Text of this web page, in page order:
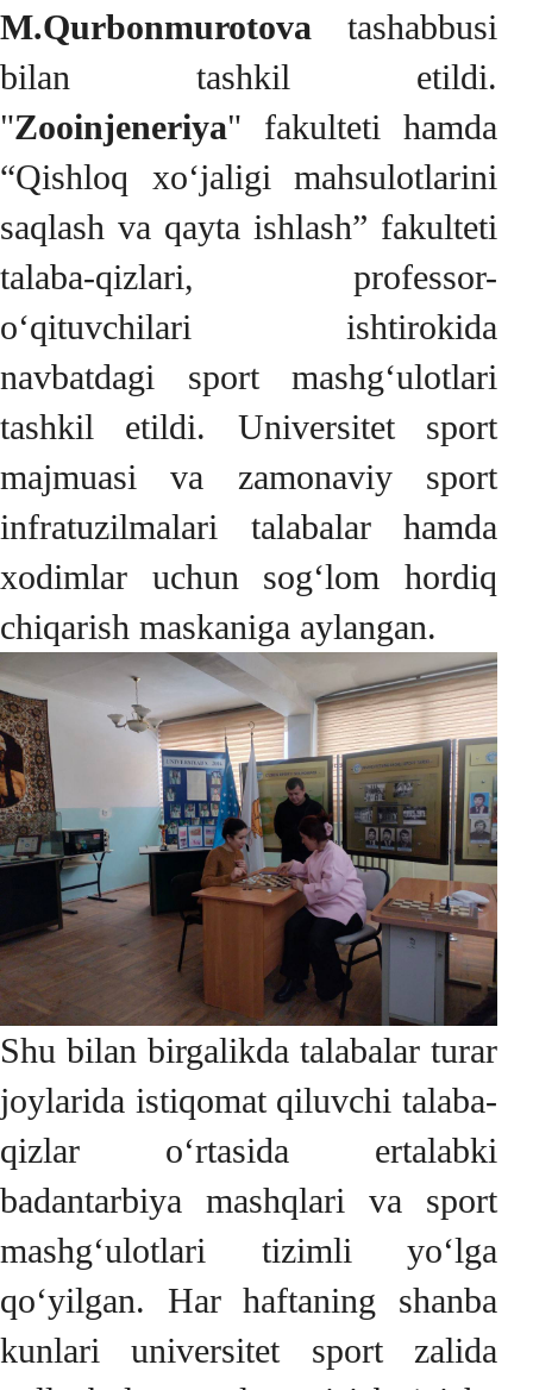
M.Qurbonmurotova tashabbusi
bilan tashkil etildi.
"Zooinjeneriya" fakulteti hamda
“Qishloq xo‘jaligi mahsulotlarini
saqlash va qayta ishlash” fakulteti
talaba-qizlari, professor-
o‘qituvchilari ishtirokida
navbatdagi sport mashg‘ulotlari
tashkil etildi. Universitet sport
majmuasi va zamonaviy sport
infratuzilmalari talabalar hamda
xodimlar uchun sog‘lom hordiq
chiqarish maskaniga aylangan.
Shu bilan birgalikda talabalar turar
joylarida istiqomat qiluvchi talaba-
qizlar o‘rtasida ertalabki
badantarbiya mashqlari va sport
mashg‘ulotlari tizimli yo‘lga
qo‘yilgan. Har haftaning shanba
kunlari universitet sport zalida